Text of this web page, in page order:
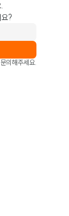
?
의해주세요.